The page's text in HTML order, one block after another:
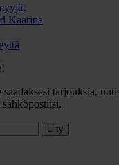
Kaarina
tarjouksia,
sähköpostiisi.
Liity